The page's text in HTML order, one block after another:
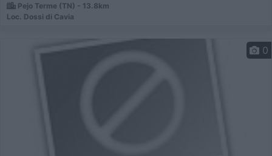
Pejo Terme (TN) - 13.8km
Loc. Dossi di Cavia
0